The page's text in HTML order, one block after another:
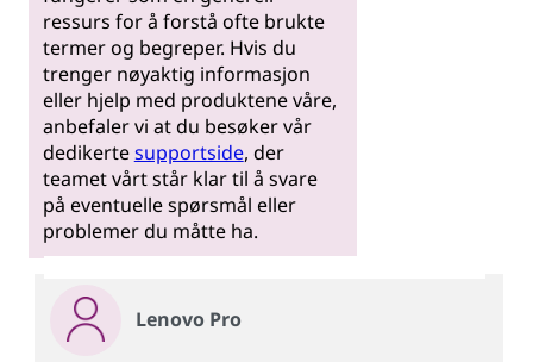
ressurs for å forstå ofte brukte
termer og begreper. Hvis du
trenger nøyaktig informasjon
eller hjelp med produktene våre,
anbefaler vi at du besøker vår
dedikertesupportside, der
teamet vårt står klar til å svare
på eventuelle spørsmål eller
problemer du måtte ha.
Lenovo Pro